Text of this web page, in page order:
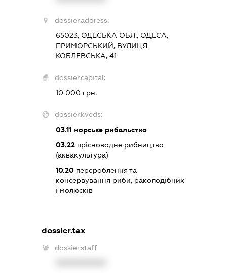
dossier.address:
65023, ОДЕСЬКА ОБЛ., ОДЕСА,
ПРИМОРСЬКИЙ, ВУЛИЦЯ
КОБЛЕВСЬКА, 41
dossier.capital:
10 000 грн.
dossier.kveds:
03.11морське рибальство
03.22прісноводне рибництво
(аквакультура)
10.20перероблення та
консервування риби, ракоподібних
і молюсків
dossier.tax
dossier.staff